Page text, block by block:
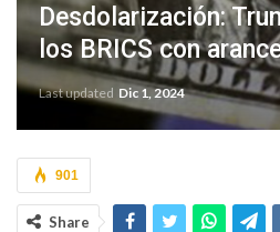
Desdolarización:
los BRICS con
Last updated Dic 1, 2024
901
Share